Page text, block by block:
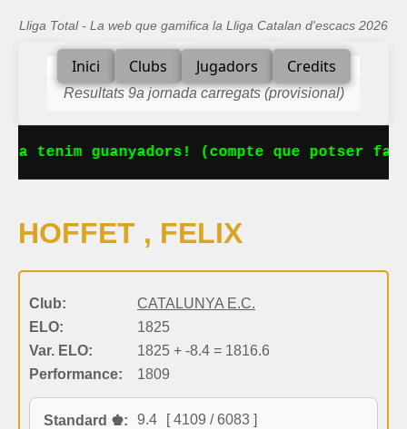
Lliga Total - La web que gamifica la Lliga Catalan d'escacs 2026
Inici Clubs Jugadors Credits
Resultats 9a jornada carregats (provisional)
tenim guanyadors! (compte que potser
HOFFET , FELIX
Club:
CATALUNYA E.C.
ELO:
1825
Var. ELO:
1825 + -8.4 = 1816.6
Performance:
1809
Standard ♚: 9.4
[ 4109 / 6083 ]